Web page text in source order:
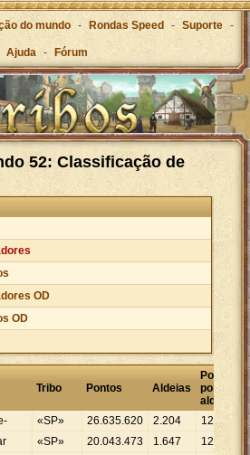
do mundo - Rondas Speed - Suporte -
Ajuda - Fórum
52: Classificação de
OD
OD
Tribo Pontos Aldeias
Pontos
por
aldeia
«SP» 26.635.620 2.204 12 085
«SP» 20.043.473 1.647 12
170